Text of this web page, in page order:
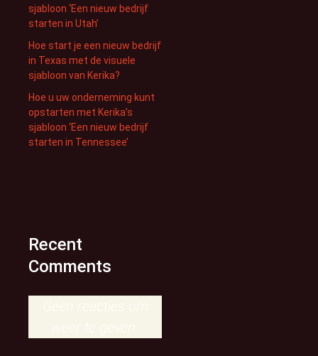
sjabloon ‘Een nieuw bedrijf
starten in Utah’
Hoe start je een nieuw bedrijf
in Texas met de visuele
sjabloon van Kerika?
Hoe u uw onderneming kunt
opstarten met Kerika’s
sjabloon ‘Een nieuw bedrijf
starten in Tennessee’
Recent
Comments
Geen reacties om
weer te geven.